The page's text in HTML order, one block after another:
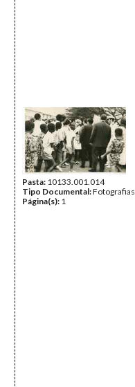
Pasta: 10133.001.014
Tipo Documental:Fotografias
Página(s): 1